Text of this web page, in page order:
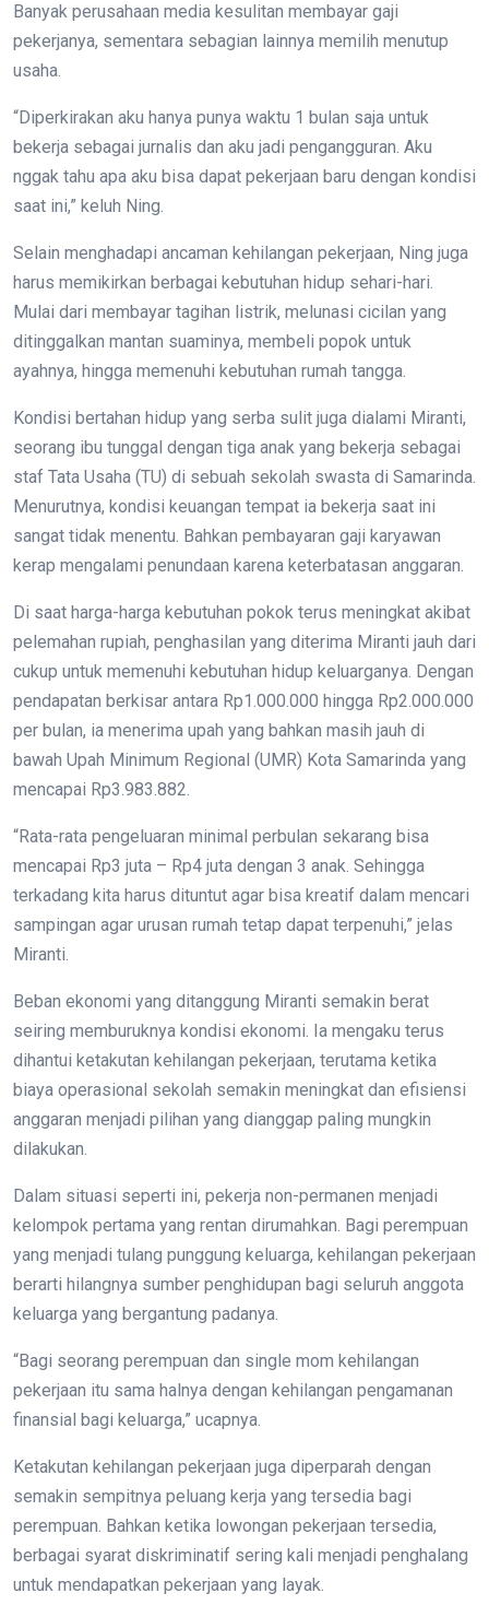
Banyak perusahaan media kesulitan membayar gaji
pekerjanya, sementara sebagian lainnya memilih menutup
usaha.
“Diperkirakan aku hanya punya waktu 1 bulan saja untuk
bekerja sebagai jurnalis dan aku jadi pengangguran. Aku
nggak tahu apa aku bisa dapat pekerjaan baru dengan kondisi
saat ini,” keluh Ning.
Selain menghadapi ancaman kehilangan pekerjaan, Ning juga
harus memikirkan berbagai kebutuhan hidup sehari-hari.
Mulai dari membayar tagihan listrik, melunasi cicilan yang
ditinggalkan mantan suaminya, membeli popok untuk
ayahnya, hingga memenuhi kebutuhan rumah tangga.
Kondisi bertahan hidup yang serba sulit juga dialami Miranti,
seorang ibu tunggal dengan tiga anak yang bekerja sebagai
staf Tata Usaha (TU) di sebuah sekolah swasta di Samarinda.
Menurutnya, kondisi keuangan tempat ia bekerja saat ini
sangat tidak menentu. Bahkan pembayaran gaji karyawan
kerap mengalami penundaan karena keterbatasan anggaran.
Di saat harga-harga kebutuhan pokok terus meningkat akibat
pelemahan rupiah, penghasilan yang diterima Miranti jauh dari
cukup untuk memenuhi kebutuhan hidup keluarganya. Dengan
pendapatan berkisar antara Rp1.000.000 hingga Rp2.000.000
per bulan, ia menerima upah yang bahkan masih jauh di
bawah Upah Minimum Regional (UMR) Kota Samarinda yang
mencapai Rp3.983.882.
“Rata-rata pengeluaran minimal perbulan sekarang bisa
mencapai Rp3 juta – Rp4 juta dengan 3 anak. Sehingga
terkadang kita harus dituntut agar bisa kreatif dalam mencari
sampingan agar urusan rumah tetap dapat terpenuhi,” jelas
Miranti.
Beban ekonomi yang ditanggung Miranti semakin berat
seiring memburuknya kondisi ekonomi. Ia mengaku terus
dihantui ketakutan kehilangan pekerjaan, terutama ketika
biaya operasional sekolah semakin meningkat dan efisiensi
anggaran menjadi pilihan yang dianggap paling mungkin
dilakukan.
Dalam situasi seperti ini, pekerja non-permanen menjadi
kelompok pertama yang rentan dirumahkan. Bagi perempuan
yang menjadi tulang punggung keluarga, kehilangan pekerjaan
berarti hilangnya sumber penghidupan bagi seluruh anggota
keluarga yang bergantung padanya.
“Bagi seorang perempuan dan single mom kehilangan
pekerjaan itu sama halnya dengan kehilangan pengamanan
finansial bagi keluarga,” ucapnya.
Ketakutan kehilangan pekerjaan juga diperparah dengan
semakin sempitnya peluang kerja yang tersedia bagi
perempuan. Bahkan ketika lowongan pekerjaan tersedia,
berbagai syarat diskriminatif sering kali menjadi penghalang
untuk mendapatkan pekerjaan yang layak.